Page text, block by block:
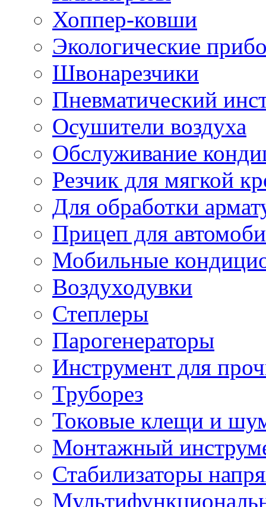
Хоппер-ковши
Экологические
Швонарезчики
Пневматический
Осушители воздуха
Обслуживание
Резчик для мягкой
Для обработки
Прицеп для
Мобильные
Воздуходувки
Степлеры
Парогенераторы
Инструмент для
Труборез
Токовые клещи и
Монтажный
Стабилизаторы